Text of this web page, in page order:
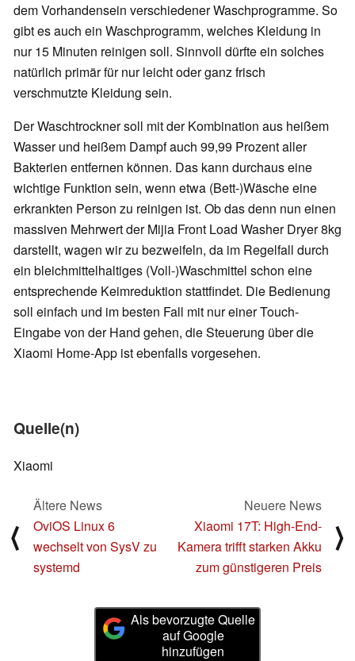
dem Vorhandensein verschiedener Waschprogramme. So
gibt es auch ein Waschprogramm, welches Kleidung in
nur 15 Minuten reinigen soll. Sinnvoll dürfte ein solches
natürlich primär für nur leicht oder ganz frisch
verschmutzte Kleidung sein.
Der Waschtrockner soll mit der Kombination aus heißem
Wasser und heißem Dampf auch 99,99 Prozent aller
Bakterien entfernen können. Das kann durchaus eine
wichtige Funktion sein, wenn etwa (Bett-)Wäsche eine
erkrankten Person zu reinigen ist. Ob das denn nun einen
massiven Mehrwert der Mijia Front Load Washer Dryer 8kg
darstellt, wagen wir zu bezweifeln, da im Regelfall durch
ein bleichmittelhaltiges (Voll-)Waschmittel schon eine
entsprechende Keimreduktion stattfindet. Die Bedienung
soll einfach und im besten Fall mit nur einer Touch-
Eingabe von der Hand gehen, die Steuerung über die
Xiaomi Home-App ist ebenfalls vorgesehen.
Quelle(n)
Xiaomi
⟨
Ältere News
OviOS Linux 6
wechselt von SysV zu
systemd
Neuere News
Xiaomi 17T: High-End-
Kamera trifft starken Akku
zum günstigeren Preis
⟩
Als bevorzugte Quelle
auf Google
hinzufügen